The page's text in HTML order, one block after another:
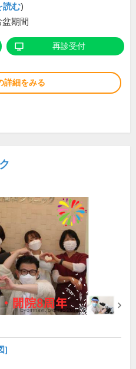
読む)
期間
再診受付
詳細をみる
]